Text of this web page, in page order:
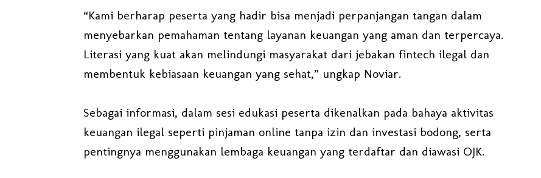
“Kami berharap peserta yang hadir bisa menjadi perpanjangan tangan dalam
menyebarkan pemahaman tentang layanan keuangan yang aman dan terpercaya.
Literasi yang kuat akan melindungi masyarakat dari jebakan fintech ilegal dan
membentuk kebiasaan keuangan yang sehat,” ungkap Noviar.
Sebagai informasi, dalam sesi edukasi peserta dikenalkan pada bahaya aktivitas
keuangan ilegal seperti pinjaman online tanpa izin dan investasi bodong, serta
pentingnya menggunakan lembaga keuangan yang terdaftar dan diawasi OJK.